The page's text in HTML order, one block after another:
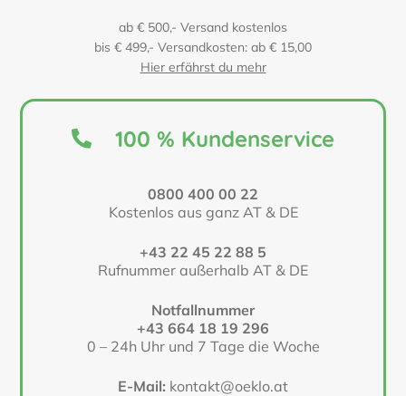
ab € 500,- Versand kostenlos
bis € 499,- Versandkosten: ab € 15,00
Hier erfährst du mehr
100 % Kundenservice
0800 400 00 22
Kostenlos aus ganz AT & DE
+43 22 45 22 88 5
Rufnummer außerhalb AT & DE
Notfallnummer
+43 664 18 19 296
0 – 24h Uhr und 7 Tage die Woche
E-Mail: kontakt@oeklo.at